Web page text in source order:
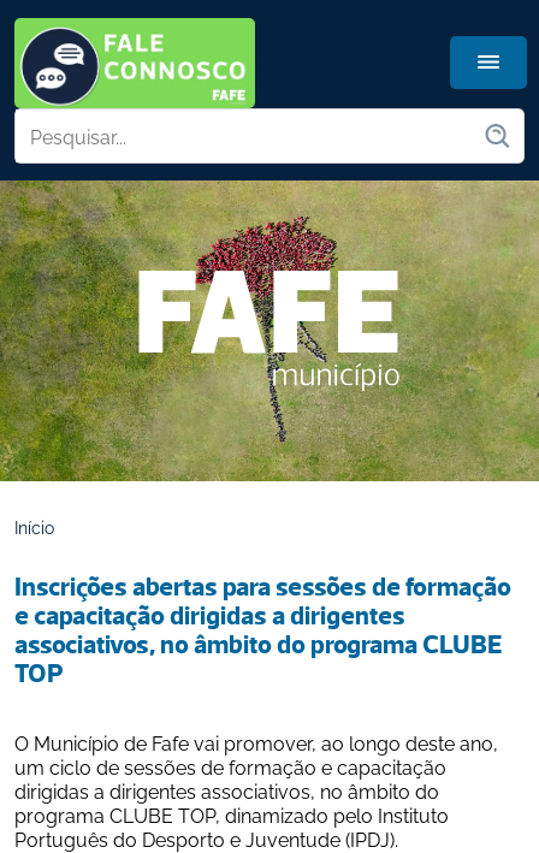
Início
Inscrições abertas para sessões de formação
e capacitação dirigidas a dirigentes
associativos, no âmbito do programa CLUBE
TOP
O Município de Fafe vai promover, ao longo deste ano,
um ciclo de sessões de formação e capacitação
dirigidas a dirigentes associativos, no âmbito do
programa CLUBE TOP, dinamizado pelo Instituto
Português do Desporto e Juventude (IPDJ).